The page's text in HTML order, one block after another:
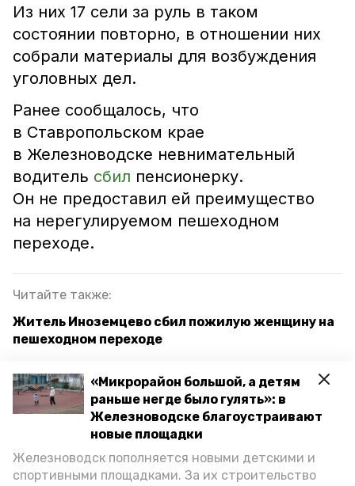
«Микрорайон большой, а детям
раньше негде было гулять»: в
Железноводске благоустраивают
новые площадки
Железноводск пополняется новыми детскими и
спортивными площадками. За их строительство
Из них 17 сели за руль в таком
состоянии повторно, в отношении них
собрали материалы для возбуждения
уголовных дел.
Ранее сообщалось, что
в Ставропольском крае
в Железноводске невнимательный
водитель сбил пенсионерку.
Он не предоставил ей преимущество
на нерегулируемом пешеходном
переходе.
Читайте также:
Житель Иноземцево сбил пожилую женщину на
пешеходном переходе
спровоцировал ДТП
В Иноземцево произошла авария из-за инсульта